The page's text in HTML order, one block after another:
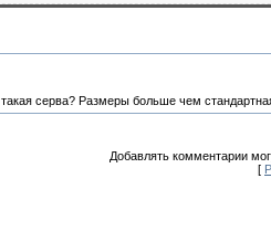
серва? Размеры больше чем
Добавлять комментарии
[